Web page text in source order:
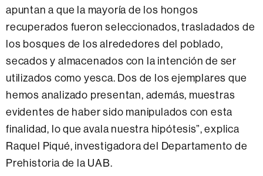
apuntan a que la mayoría de los hongos
recuperados fueron seleccionados, trasladados de
los bosques de los alrededores del poblado,
secados y almacenados con la intención de ser
utilizados como yesca. Dos de los ejemplares que
hemos analizado presentan, además, muestras
evidentes de haber sido manipulados con esta
finalidad, lo que avala nuestra hipótesis”, explica
Raquel Piqué, investigadora del Departamento de
Prehistoria de la UAB.